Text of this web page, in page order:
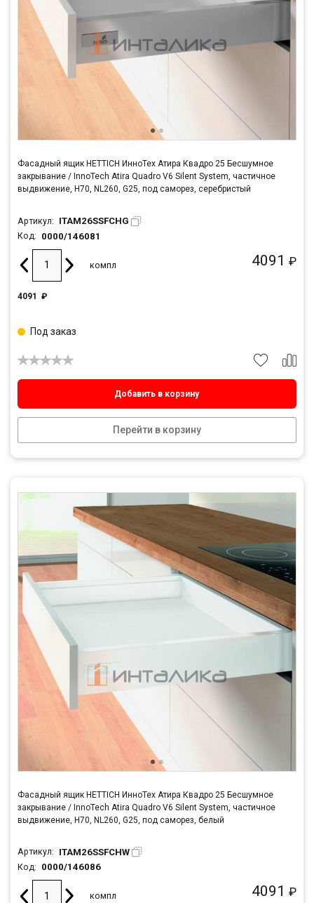
Фасадный ящик HETTICH ИнноТех Атира Квадро 25 Бесшумное
закрывание / InnoTech Atira Quadro V6 Silent System, частичное
выдвижение, H70, NL260, G25, под саморез, серебристый
Артикул: ITAM26SSFCHG
Код: 0000/146081
4091 ₽
компл
4091 ₽
Добавить в корзину
Перейти в корзину
Под заказ
Фасадный ящик HETTICH ИнноТех Атира Квадро 25 Бесшумное
закрывание / InnoTech Atira Quadro V6 Silent System, частичное
выдвижение, H70, NL260, G25, под саморез, белый
Артикул: ITAM26SSFCHW
Код: 0000/146086
4091 ₽
компл